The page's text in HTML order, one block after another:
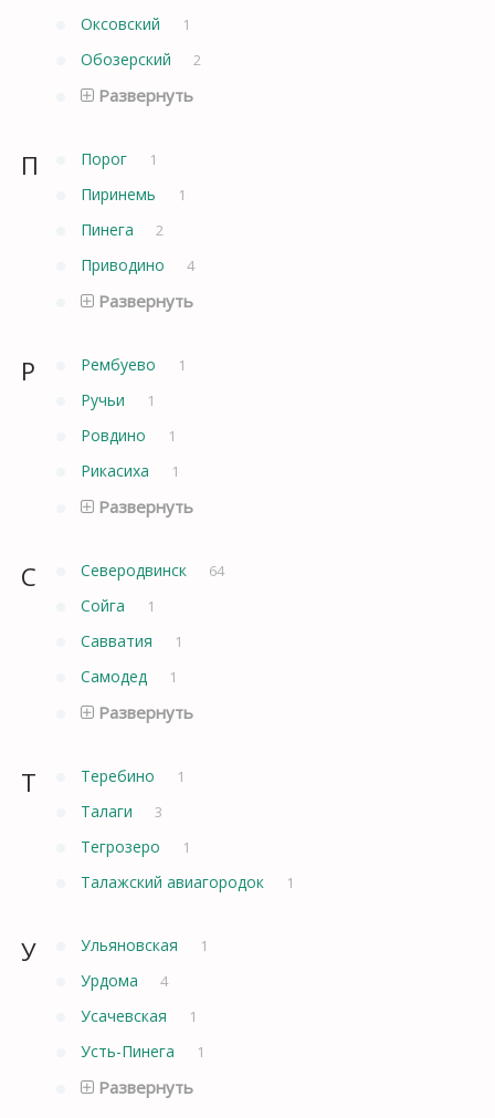
Оксовский 1
Обозерский 2
Развернуть
П Порог 1
Пиринемь 1
Пинега 2
Приводино 4
Развернуть
Р Рембуево 1
Ручьи 1
Ровдино 1
Рикасиха 1
Развернуть
С Северодвинск 64
Сойга 1
Савватия 1
Самодед 1
Развернуть
Т Теребино 1
Талаги 3
Тегрозеро 1
Талажский авиагородок 1
У Ульяновская 1
Урдома 4
Усачевская 1
Усть-Пинега 1
Развернуть